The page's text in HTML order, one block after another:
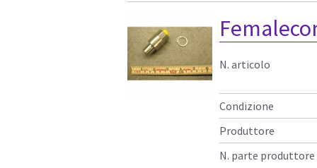
N. articolo
Condizione
Produttore
N. parte produttore